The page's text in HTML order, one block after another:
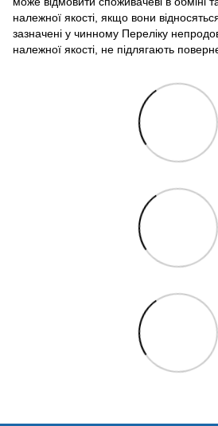
належної якості, якщо вони
зазначені у чинному Переліку
належної якості, не підлягають